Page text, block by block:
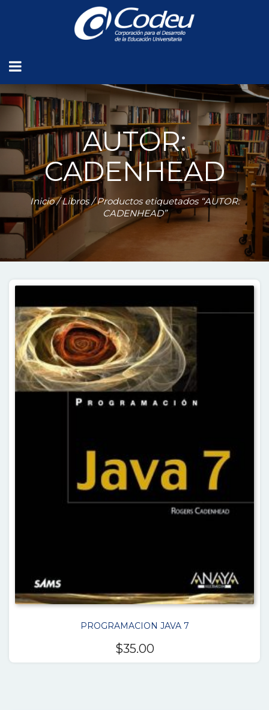
AUTOR:
CADENHEAD
Inicio/Libros/ Productos etiquetados “AUTOR:
CADENHEAD”
PROGRAMACION JAVA 7
$35.00